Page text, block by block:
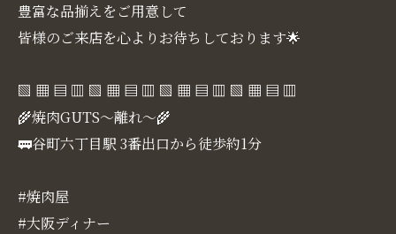
豊富な品揃えをご用意して
皆様のご来店を心よりお待ちしております🌟
▧ ▦ ▤ ▥ ▧ ▦ ▤ ▥ ▧ ▦ ▤ ▥ ▧ ▦ ▤ ▥
🌾焼肉GUTS～離れ～🌾
🚃谷町六丁目駅 3番出口から徒歩約1分
#焼肉屋
#大阪ディナー